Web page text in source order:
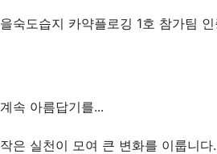
을숙도습지 카약플로깅 1호 참가팀 인
계속 아름답기를...
작은 실천이 모여 큰 변화를 이룹니다.